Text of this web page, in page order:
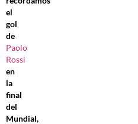
el
gol
de
Paolo
Rossi
en
la
final
del
Mundial,